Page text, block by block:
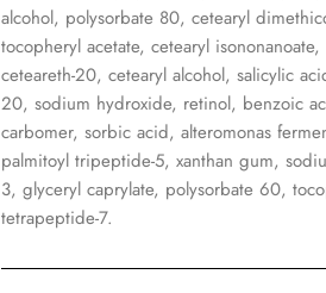
alcohol, polysorbate 80, cetearyl
tocopheryl acetate, cetearyl
ceteareth-20, cetearyl alcohol, salicylic
20, sodium hydroxide, retinol, benzoic
carbomer, sorbic acid, alteromonas
palmitoyl tripeptide-5, xanthan gum,
3, glyceryl caprylate, polysorbate 60,
tetrapeptide-7.